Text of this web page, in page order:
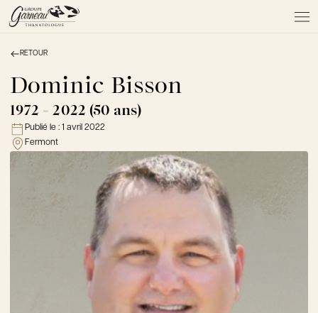
À PROPOS
NOS SERVICES
NOS PRODUITS
NOTRE ÉQUIPE
NOS SALONS
AVIS DE DÉCÈS
RETOUR
Dominic Bisson
1972 - 2022 (50 ans)
Publié le : 1 avril 2022
Fermont